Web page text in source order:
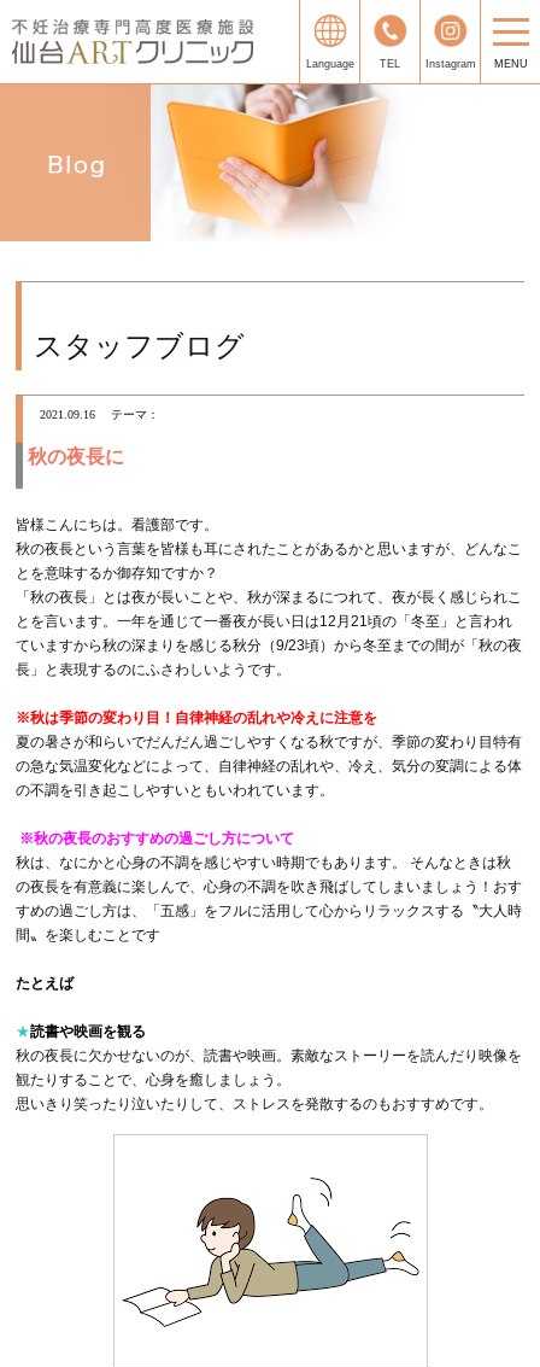
Language TEL Instagram MENU
スタッフブログ
2021.09.16 テーマ：
秋の夜長に
皆様こんにちは。看護部です。
秋の夜長という言葉を皆様も耳にされたことがあるかと思いますが、どんなこ
とを意味するか御存知ですか？
「秋の夜長」とは夜が長いことや、秋が深まるにつれて、夜が長く感じられこ
とを言います。一年を通じて一番夜が長い日は12月21頃の「冬至」と言われ
ていますから秋の深まりを感じる秋分（9/23頃）から冬至までの間が「秋の夜
長」と表現するのにふさわしいようです。
※秋は季節の変わり目！自律神経の乱れや冷えに注意を
夏の暑さが和らいでだんだん過ごしやすくなる秋ですが、季節の変わり目特有
の急な気温変化などによって、自律神経の乱れや、冷え、気分の変調による体
の不調を引き起こしやすいともいわれています。
※秋の夜長のおすすめの過ごし方について
秋は、なにかと心身の不調を感じやすい時期でもあります。 そんなときは秋
の夜長を有意義に楽しんで、心身の不調を吹き飛ばしてしまいましょう！おす
すめの過ごし方は、「五感」をフルに活用して心からリラックスする〝大人時
間〟を楽しむことです
たとえば
★読書や映画を観る
秋の夜長に欠かせないのが、読書や映画。素敵なストーリーを読んだり映像を
観たりすることで、心身を癒しましょう。
思いきり笑ったり泣いたりして、ストレスを発散するのもおすすめです。